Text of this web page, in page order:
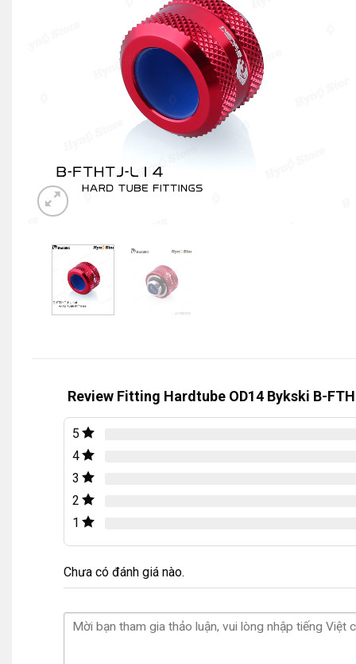
Review Fitting Hardtube OD14 Bykski B-
5
4
3
2
1
Chưa có đánh giá nào.